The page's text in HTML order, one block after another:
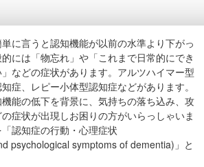
に言うと認知機能が以前の水準より下がっ
には「物忘れ」や「これまで日常的にでき
などの症状があります。アルツハイマー型
症、レピー小体型認知症などがあります。
能の低下を背景に、気持ちの落ち込み、攻
症状が出現しお困りの方がいらっしゃいま
認知症の行動・心理症状
psychological symptoms of dementia)」と